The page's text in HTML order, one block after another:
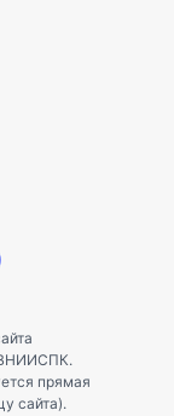
ВНИИСПК.
прямая
сайта).